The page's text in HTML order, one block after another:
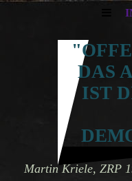
"OFFE
DAS
IST
Martin Kriele, ZRP